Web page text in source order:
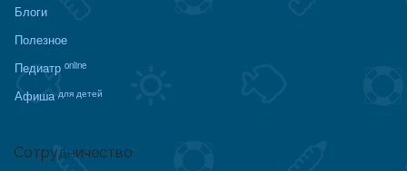
Блоги
Полезное
Педиатр online
Афиша для детей
Сотрудничество